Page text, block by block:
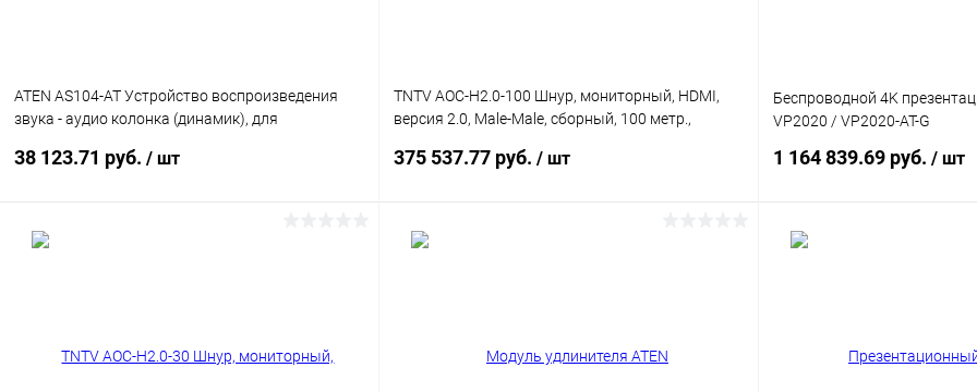
ATEN AS104-AT Устройство воспроизведения
звука - аудио колонка (динамик), для
диффузора 4 дюйма, (2шт)
38 123.71 руб. / шт
TNTV AOC-H2.0-100 Шнур, мониторный, HDMI,
версия 2.0, Male-Male, сборный, 100 метр.,
375 537.77 руб. / шт
Беспроводной 4K
VP2020 / VP2020-AT-G
1 164 839.69 руб. / шт